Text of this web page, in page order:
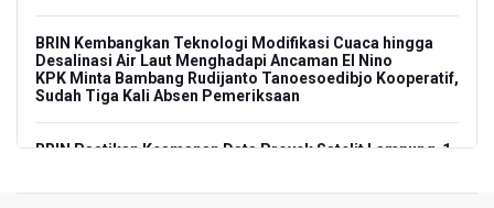
BRIN Kembangkan Teknologi Modifikasi Cuaca hingga
Desalinasi Air Laut Menghadapi Ancaman El Nino
KPK Minta Bambang Rudijanto Tanoesoedibjo Kooperatif,
Sudah Tiga Kali Absen Pemeriksaan
BRIN Pastikan Keamanan Data Proyek Satelit Lampung-1